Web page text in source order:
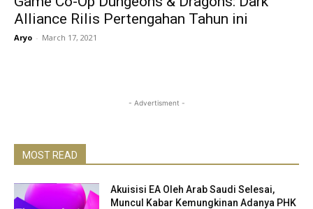
Alliance Rilis Pertengahan Tahun ini
Aryo - March 17, 2021
- Advertisment -
MOST READ
Akuisisi EA Oleh Arab Saudi Selesai,
Muncul Kabar Kemungkinan Adanya PHK